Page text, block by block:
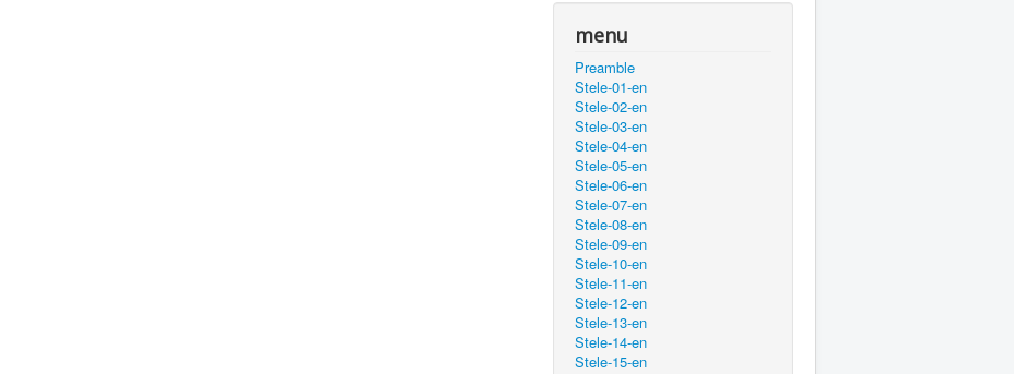
menu
Preamble
Stele-01-en
Stele-02-en
Stele-03-en
Stele-04-en
Stele-05-en
Stele-06-en
Stele-07-en
Stele-08-en
Stele-09-en
Stele-10-en
Stele-11-en
Stele-12-en
Stele-13-en
Stele-14-en
Stele-15-en